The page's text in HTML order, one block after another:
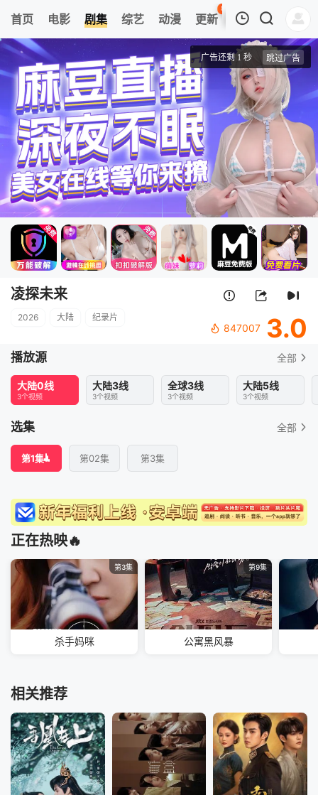
首页 电影 剧集 综艺 动漫 更新
89
热榜 APP
我的观影记录
第1集
凌探未来
清空
凌探未来
2026 大陆 纪录片
847007 3.0
播放源 全部
大陆0线
3个视频
大陆3线
3个视频
全球3线
3个视频
大陆5线
3个视频
选集 全部
第1集 第02集 第3集
正在热映🔥
第3集
杀手妈咪
第9集
公寓黑风暴
相关推荐